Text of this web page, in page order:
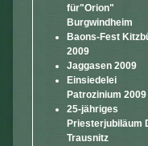
für"Orion"
Burgwindheim
Baons-Fest
2009
Jaggasen 2009
Einsiedelei
Patrozinium 2009
25-jähriges
Priesterjubiläum
Trausnitz